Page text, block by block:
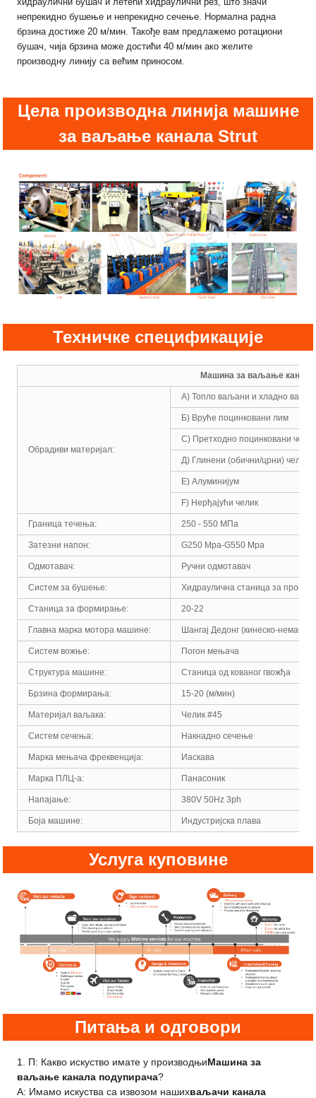
непрекидно бушење и непрекидно сечење. Нормална радна
брзина достиже 20 м/мин. Такође вам предлажемо ротациони
бушач, чија брзина може достићи 40 м/мин ако желите
производну линију са већим приносом.
Цела производна линија машине
за ваљање канала Strut
Техничке спецификације
Машина за ваљање канала
Обрадиви материјал:
А) Топло ваљани и хладно
Б) Вруће поцинковани лим
C) Претходно поцинковани челик
Д) Глинени (обични/црни) челик
Е) Алуминијум
F) Нерђајући челик
Граница течења: 250 - 550 МПа
Затезни напон: G250 Mpa-G550 Mpa
Одмотавач: Ручни одмотавач
Систем за бушење: Хидраулична станица за
Станица за формирање: 20-22
Главна марка мотора машине: Шангај Дедонг (кинеско-немачки
Систем вожње: Погон мењача
Структура машине: Станица од кованог гвожђа
Брзина формирања: 15-20 (м/мин)
Материјал ваљака: Челик #45
Систем сечења: Накнадно сечење
Марка мењача фреквенција: Иаскава
Марка ПЛЦ-а: Панасоник
Напајање: 380V 50Hz 3ph
Боја машине: Индустријска плава
Услуга куповине
Питања и одговори
1. П: Какво искуство имате у производњиМашина за
ваљање канала подупирача?
A: Имамо искуства са извозом нашихваљачи канала